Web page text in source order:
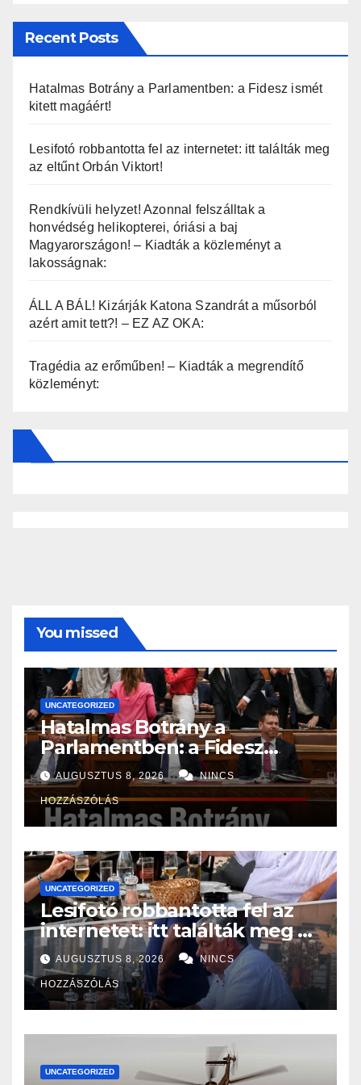
Recent Posts
Hatalmas Botrány a Parlamentben: a Fidesz ismét
kitett magáért!
Lesifotó robbantotta fel az internetet: itt találták meg
az eltűnt Orbán Viktort!
Rendkívüli helyzet! Azonnal felszálltak a
honvédség helikopterei, óriási a baj
Magyarországon! – Kiadták a közleményt a
lakosságnak:
ÁLL A BÁL! Kizárják Katona Szandrát a műsorból
azért amit tett?! – EZ AZ OKA:
Tragédia az erőműben! – Kiadták a megrendítő
közleményt:
You missed
UNCATEGORIZED
Hatalmas Botrány a
Parlamentben: a Fidesz
ismét kitett magáért!
AUGUSZTUS 8, 2026 NINCS
HOZZÁSZÓLÁS
UNCATEGORIZED
Lesifotó robbantotta fel az
internetet: itt találták meg az
eltűnt Orbán Viktort!
AUGUSZTUS 8, 2026 NINCS
HOZZÁSZÓLÁS
UNCATEGORIZED